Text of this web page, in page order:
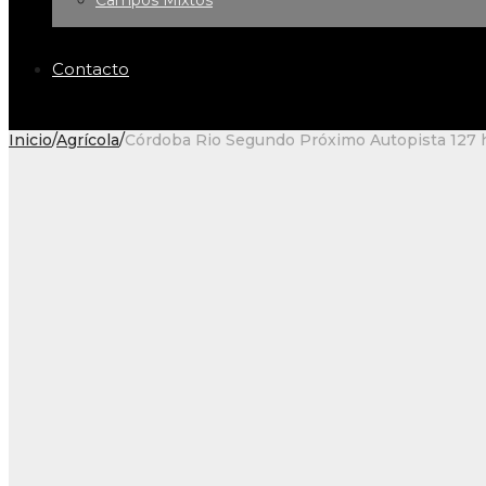
Contacto
Inicio/Agrícola/Córdoba Rio Segundo Próximo Autopista 127